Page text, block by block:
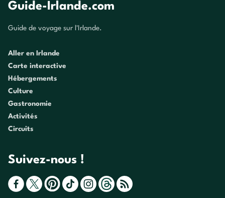
Guide-Irlande.com
Guide de voyage sur l'Irlande.
Aller en Irlande
Carte interactive
Hébergements
Culture
Gastronomie
Activités
Circuits
Suivez-nous !